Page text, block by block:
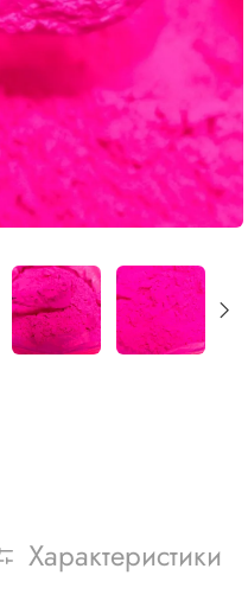
Характеристики